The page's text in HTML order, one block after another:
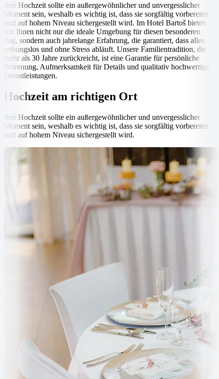
Ihre Hochzeit sollte ein außergewöhnlicher und unvergesslicher
Moment sein, weshalb es wichtig ist, dass sie sorgfältig vorbereitet
und auf hohem Niveau sichergestellt wird. Im Hotel Bartoš bieten
wir Ihnen nicht nur die ideale Umgebung für diesen besonderen
Tag, sondern auch jahrelange Erfahrung, die garantiert, dass alles
reibungslos und ohne Stress abläuft. Unsere Familientradition, die
mehr als 30 Jahre zurückreicht, ist eine Garantie für persönliche
Betreuung, Aufmerksamkeit für Details und qualitativ hochwertige
Dienstleistungen.
Hochzeit am richtigen Ort
Ihre Hochzeit sollte ein außergewöhnlicher und unvergesslicher
Moment sein, weshalb es wichtig ist, dass sie sorgfältig vorbereitet
und auf hohem Niveau sichergestellt wird.